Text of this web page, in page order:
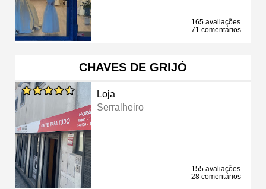
165 avaliações
71 comentários
CHAVES DE GRIJÓ
Loja
Serralheiro
155 avaliações
28 comentários